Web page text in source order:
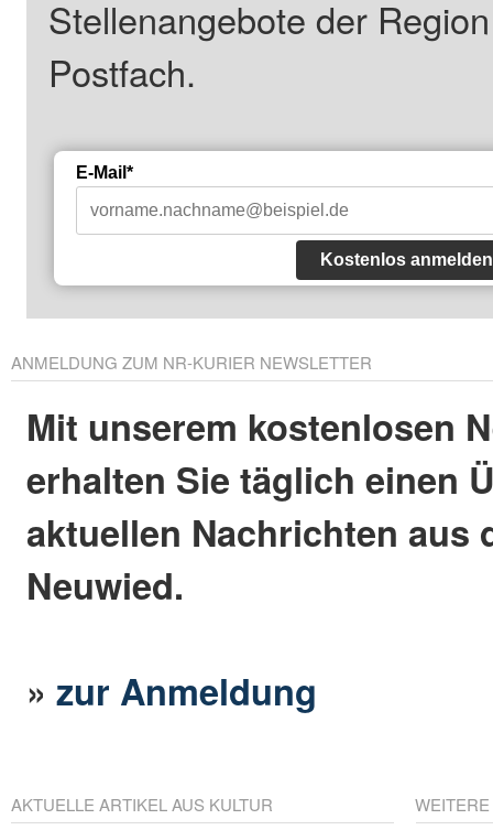
Stellenangebote der
Postfach.
E-Mail*
Kostenlos anmelden
ANMELDUNG ZUM NR-KURIER NEWSLETTER
Mit unserem kostenlosen
erhalten Sie täglich einen
aktuellen Nachrichten aus
Neuwied.
»zur Anmeldung
AKTUELLE ARTIKEL AUS KULTUR